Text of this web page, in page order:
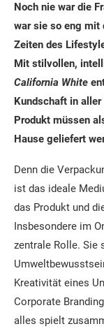
Noch nie war die
war sie so eng mit
Zeiten des
Mit stilvollen,
California White
Kundschaft in
Produkt müssen
Hause geliefert
Denn die
ist das ideale
das Produkt und
Insbesondere im
zentrale Rolle. Sie
Kreativität eines
Corporate
alles spielt